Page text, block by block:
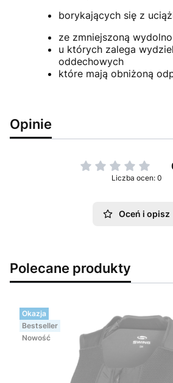
borykających się z
ze zmniejszoną
u których zalega
oddechowych
które mają obniżoną
Opinie
Liczba ocen: 0
Oceń i opisz
Polecane produkty
Okazja
Bestseller
Nowość